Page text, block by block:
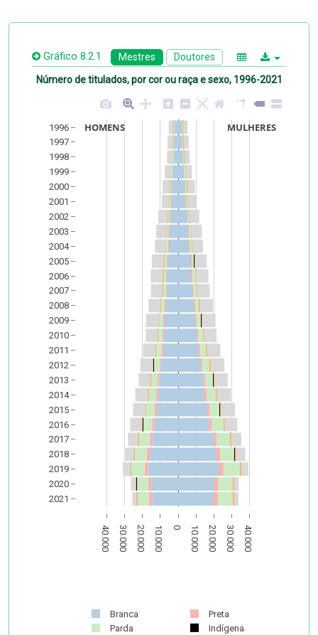
Gráfico 8.2.1 Mestres Doutores
Número de titulados, por cor ou raça e sexo, 1996-2021
40.000 30.000 20.000 10.000 0 10.000 20.000 30.000 40.000
2021
2020
2019
2018
2017
2016
2015
2014
2013
2012
2011
2010
2009
2008
2007
2006
2005
2004
2003
2002
2001
2000
1999
1998
1997
1996
Branca
Preta
Parda
Indígena
HOMENS MULHERES